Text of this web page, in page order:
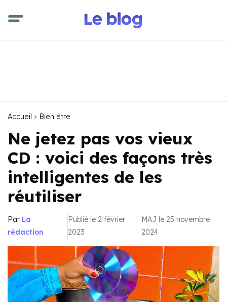
Accueil Bien être
Ne jetez pas vos vieux
CD : voici des façons très
intelligentes de les
réutiliser
Par La
rédaction
Publié le 2 février
2023
MAJ le 25 novembre
2024